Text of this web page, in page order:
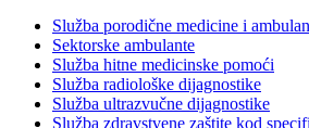
Služba porodične medicine i
Sektorske ambulante
Služba hitne medicinske pomoći
Služba radiološke dijagnostike
Služba ultrazvučne dijagnostike
Služba zdravstvene zaštite kod